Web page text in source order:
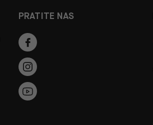
PRATITE NAS